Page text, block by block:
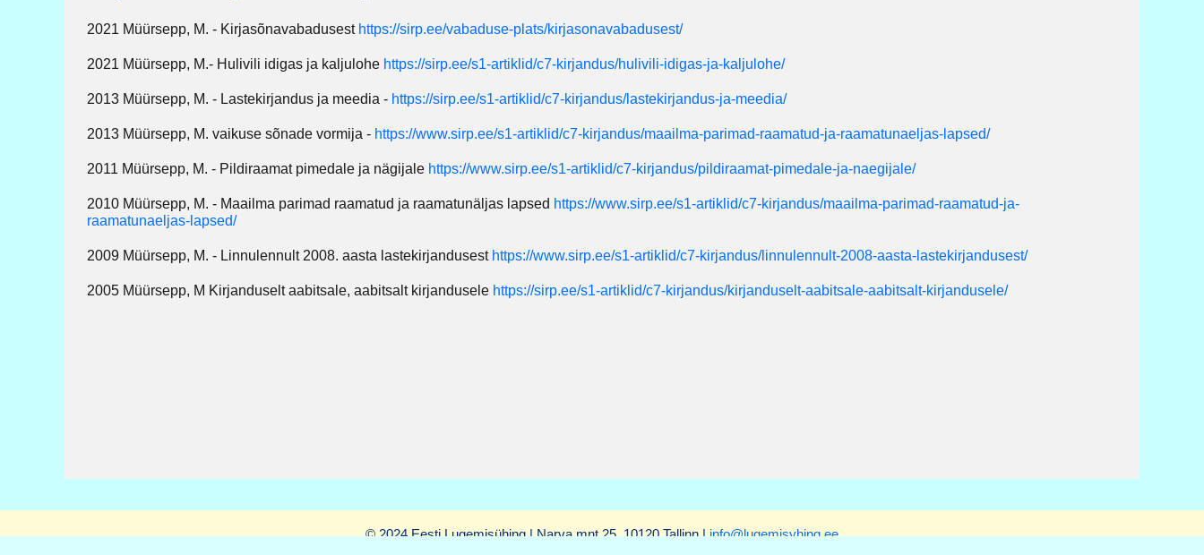
2021 Müürsepp, M. - Kirjasõnavabadusest https://sirp.ee/vabaduse-plats/kirjasonavabadusest/
2021 Müürsepp, M.- Hulivili idigas ja kaljulohe https://sirp.ee/s1-artiklid/c7-kirjandus/hulivili-idigas-ja-kaljulohe/
2013 Müürsepp, M. - Lastekirjandus ja meedia - https://sirp.ee/s1-artiklid/c7-kirjandus/lastekirjandus-ja-meedia/
2013 Müürsepp, M. vaikuse sõnade vormija - https://www.sirp.ee/s1-artiklid/c7-kirjandus/maailma-parimad-raamatud-ja-raamatunaeljas-lapsed/
2011 Müürsepp, M. - Pildiraamat pimedale ja nägijale https://www.sirp.ee/s1-artiklid/c7-kirjandus/pildiraamat-pimedale-ja-naegijale/
2010 Müürsepp, M. - Maailma parimad raamatud ja raamatunäljas lapsed https://www.sirp.ee/s1-artiklid/c7-kirjandus/maailma-parimad-raamatud-ja-
raamatunaeljas-lapsed/
2009 Müürsepp, M. - Linnulennult 2008. aasta lastekirjandusest https://www.sirp.ee/s1-artiklid/c7-kirjandus/linnulennult-2008-aasta-lastekirjandusest/
2005 Müürsepp, M Kirjanduselt aabitsale, aabitsalt kirjandusele https://sirp.ee/s1-artiklid/c7-kirjandus/kirjanduselt-aabitsale-aabitsalt-kirjandusele/
© 2024 Eesti Lugemisühing | Narva mnt 25, 10120 Tallinn |info@lugemisyhing.ee